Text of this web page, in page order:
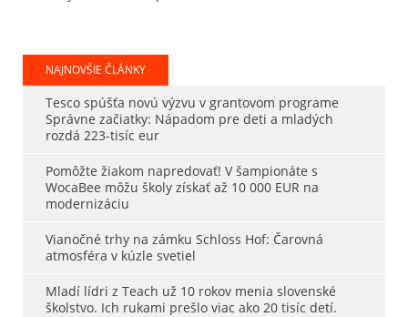
NAJNOVŠIE ČLÁNKY
Tesco spúšťa novú výzvu v grantovom programe
Správne začiatky: Nápadom pre deti a mladých
rozdá 223-tisíc eur
Pomôžte žiakom napredovať! V šampionáte s
WocaBee môžu školy získať až 10 000 EUR na
modernizáciu
Vianočné trhy na zámku Schloss Hof: Čarovná
atmosféra v kúzle svetiel
Mladí lídri z Teach už 10 rokov menia slovenské
školstvo. Ich rukami prešlo viac ako 20 tisíc detí.